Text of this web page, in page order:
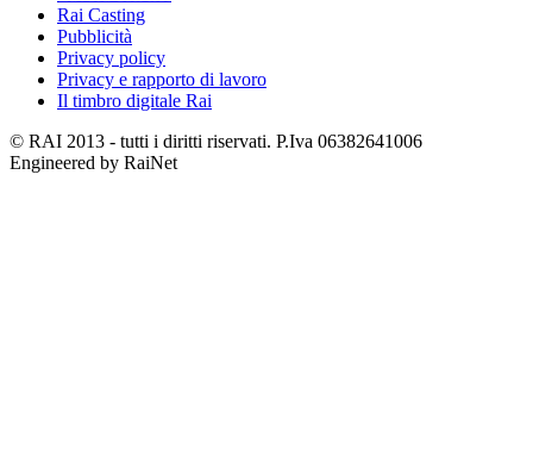
Rai Casting
Pubblicità
Privacy policy
Privacy e rapporto di lavoro
Il timbro digitale Rai
© RAI 2013 - tutti i diritti riservati. P.Iva 06382641006
Engineered by RaiNet